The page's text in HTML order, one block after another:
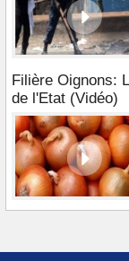
Filière Oignons:
de l'Etat (Vidéo)